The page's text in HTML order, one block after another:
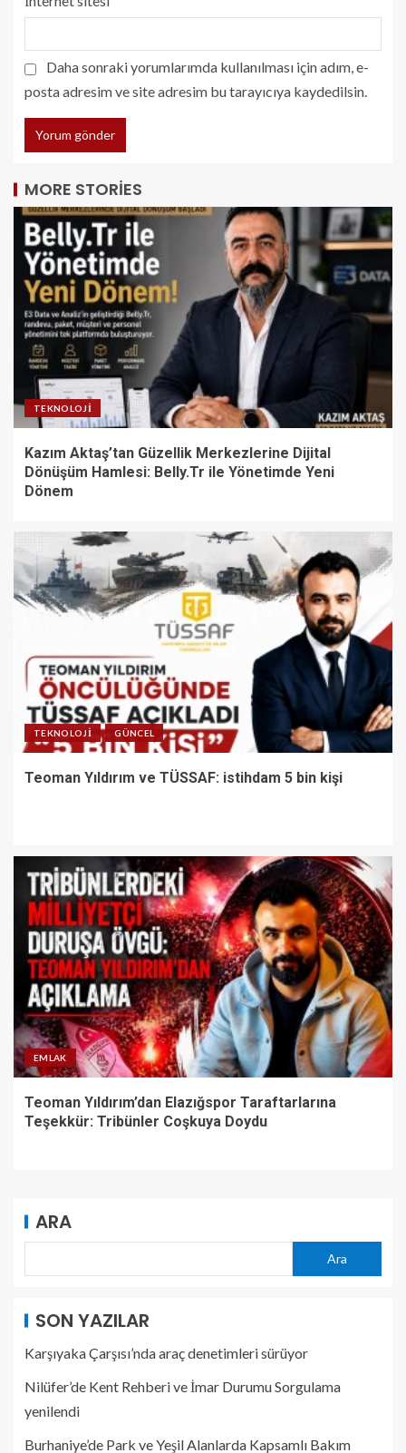
Daha sonraki yorumlarımda kullanılması için adım, e-
posta adresim ve site adresim bu tarayıcıya kaydedilsin.
MORE STORIES
TEKNOLOJI
Kazım Aktaş’tan Güzellik Merkezlerine Dijital
Dönüşüm Hamlesi: Belly.Tr ile Yönetimde Yeni
Dönem
TEKNOLOJI GÜNCEL
Teoman Yıldırım ve TÜSSAF: istihdam 5 bin kişi
EMLAK
Teoman Yıldırım’dan Elazığspor Taraftarlarına
Teşekkür: Tribünler Coşkuya Doydu
ARA
Ara
SON YAZILAR
Karşıyaka Çarşısı’nda araç denetimleri sürüyor
Nilüfer’de Kent Rehberi ve İmar Durumu Sorgulama
yenilendi
Burhaniye’de Park ve Yeşil Alanlarda Kapsamlı Bakım